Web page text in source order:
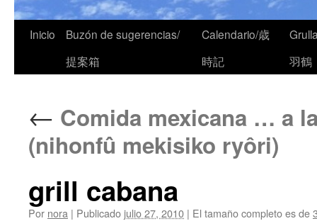
Inicio
Buzón de sugerencias/
提案箱
Calendario/歳
時記
羽鶴
← Comida mexicana … a
(nihonfû mekisiko ryôri)
grill cabana
Por nora | Publicado julio 27, 2010 | El tamaño completo es de